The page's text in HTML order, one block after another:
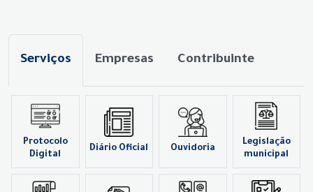
Serviços Empresas Contribuinte
Protocolo
Digital
Diário Oficial Ouvidoria
Legislação
municipal